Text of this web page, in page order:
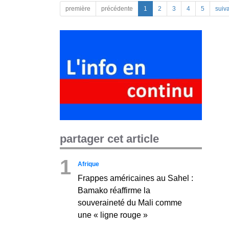
première précédente 1 2 3 4 5
partager cet article
1 Afrique
Frappes américaines au Sahel :
Bamako réaffirme la
souveraineté du Mali comme
une « ligne rouge »